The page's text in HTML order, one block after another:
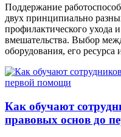
Поддержание
двух принципиально
профилактического ухода
вмешательства. Выбор
оборудования, его ресурса
Как обучают
правовых основ до